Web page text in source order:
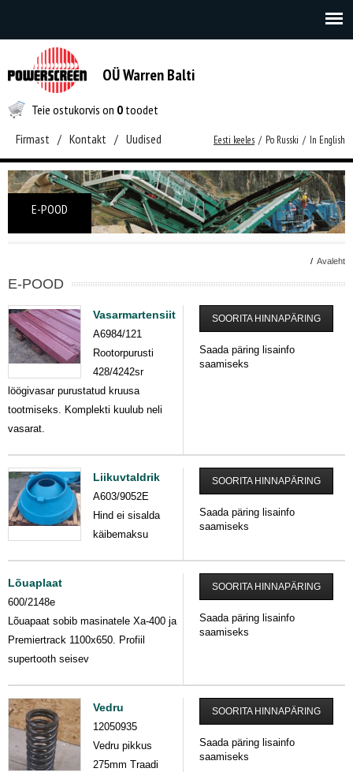
OÜ Warren Balti
Teie ostukorvis on 0 toodet
Firmast / Kontakt / Uudised Eesti keeles / Po Russki / In English
E-POOD
/ Avaleht
E-POOD
Vasarmartensiit
A6984/121
Rootorpurusti
428/4242sr
löögivasar purustatud kruusa
tootmiseks. Komplekti kuulub neli
vasarat.
SOORITA HINNAPÄRING
Saada päring lisainfo
saamiseks
Liikuvtaldrik
A603/9052E
Hind ei sisalda
käibemaksu
SOORITA HINNAPÄRING
Saada päring lisainfo
saamiseks
Lõuaplaat
600/2148e
Lõuapaat sobib masinatele Xa-400 ja
Premiertrack 1100x650. Profiil
supertooth seisev
SOORITA HINNAPÄRING
Saada päring lisainfo
saamiseks
Vedru
12050935
Vedru pikkus
275mm Traadi
SOORITA HINNAPÄRING
Saada päring lisainfo
saamiseks